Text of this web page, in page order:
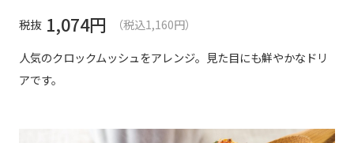
税抜 1,074円
（税込1,160円）
人気のクロックムッシュをアレンジ。見た目にも鮮やかなドリ
アです。